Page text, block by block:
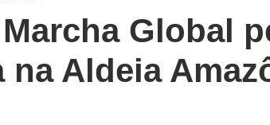
Global
na Aldeia